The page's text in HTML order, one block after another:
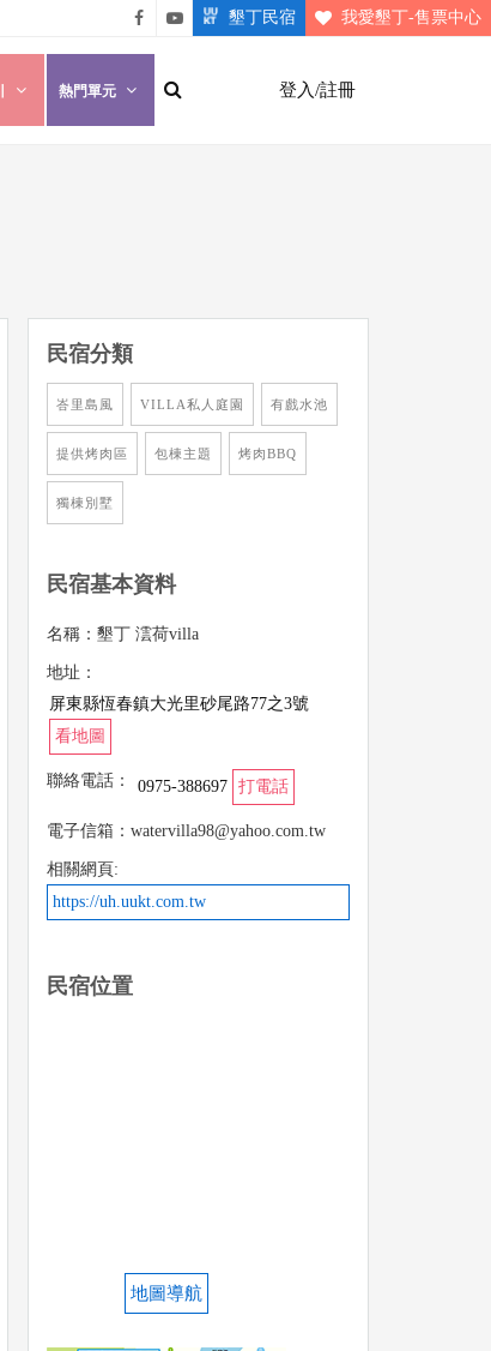
悠遊
墾丁
粉絲
墾丁
墾丁民宿 我愛墾丁-售票中心
登入/註冊
熱門單元
民宿分類
峇里島風 VILLA私人庭園 有戲水池
提供烤肉區 包棟主題 烤肉BBQ
獨棟別墅
民宿基本資料
名稱：墾丁 澐荷villa
地址：
屏東縣恆春鎮大光里砂尾路77之3號
看地圖
聯絡電話： 0975-388697 打電話
電子信箱：watervilla98@yahoo.com.tw
相關網頁:
https://uh.uukt.com.tw
民宿位置
地圖導航